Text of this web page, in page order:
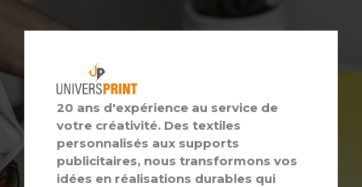
20 ans d'expérience au service de
votre créativité. Des textiles
personnalisés aux supports
publicitaires, nous transformons vos
idées en réalisations durables qui